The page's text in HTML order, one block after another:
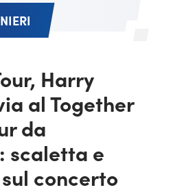
Harry
al Together
da
scaletta e
concerto